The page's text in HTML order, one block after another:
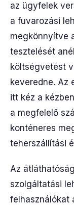
az ügyfelek
a fuvarozási
megkönnyítve
tesztelését
költségvetést
keveredne. Az
itt kéz a
a megfelelő
konténeres
teherszállítási
Az
szolgáltatási
felhasználókat